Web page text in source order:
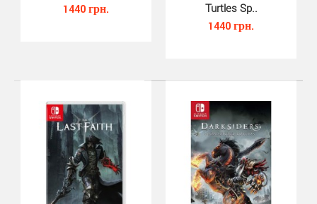
1440 грн.
Turtles Sp..
1440 грн.